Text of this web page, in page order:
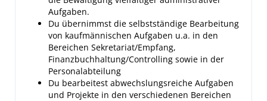
Aufgaben.
Du übernimmst die selbstständige Bearbeitung
von kaufmännischen Aufgaben u.a. in den
Bereichen Sekretariat/Empfang,
Finanzbuchhaltung/Controlling sowie in der
Personalabteilung
Du bearbeitest abwechslungsreiche Aufgaben
und Projekte in den verschiedenen Bereichen